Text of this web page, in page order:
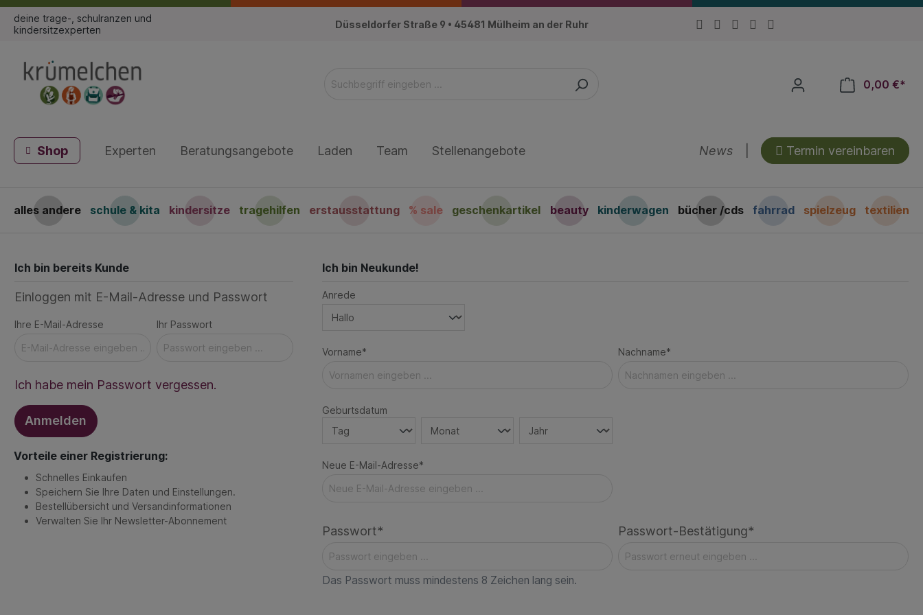
deine trage-, schulranzen und
kindersitzexperten
Düsseldorfer Straße 9 • 45481 Mülheim an der Ruhr
0,00 €*
Shop Experten Beratungsangebote Laden Team Stellenangebote News Termin vereinbaren
alles andere schule & kita kindersitze tragehilfen erstausstattung % sale geschenkartikel beauty kinderwagen bücher /cds fahrrad spielzeug textilien
Ich bin bereits Kunde
Einloggen mit E-Mail-Adresse und Passwort
Ihre E-Mail-Adresse Ihr Passwort
Ich habe mein Passwort vergessen.
Anmelden
Vorteile einer Registrierung:
Schnelles Einkaufen
Speichern Sie Ihre Daten und Einstellungen.
Bestellübersicht und Versandinformationen
Verwalten Sie Ihr Newsletter-Abonnement
Ich bin Neukunde!
Anrede
Vorname* Nachname*
Geburtsdatum
Neue E-Mail-Adresse*
Passwort*
Das Passwort muss mindestens 8 Zeichen lang sein.
Passwort-Bestätigung*